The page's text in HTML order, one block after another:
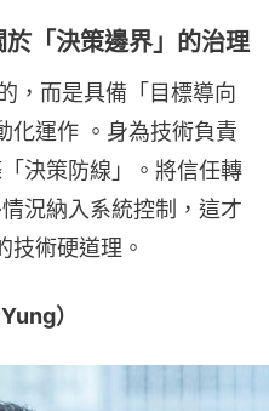
「決策邊界」的治理
，而是具備「目標導向
化運作 。身為技術負責
決策防線」。將信任轉
況納入系統控制，這才
技術硬道理。
）